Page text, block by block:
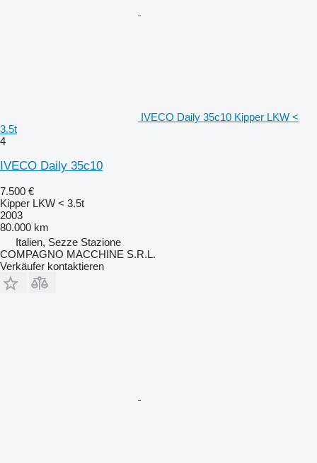
IVECO Daily 35c10 Kipper LKW <
3.5t
4
IVECO Daily 35c10
7.500 €
Kipper LKW < 3.5t
2003
80.000 km
Italien, Sezze Stazione
COMPAGNO MACCHINE S.R.L.
Verkäufer kontaktieren